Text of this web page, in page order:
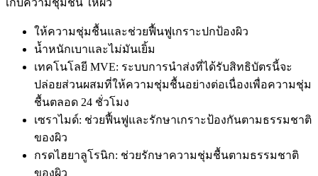
แห้ง
quantity
เก็บความชุ่มชื้น ให้ผิว
ให้ความชุ่มชื้นและช่วยฟื้นฟูเกราะปกป้องผิว
น้ำหนักเบาและไม่มันเยิ้ม
เทคโนโลยี MVE: ระบบการนำส่งที่ได้รับสิทธิบัตรนี้จะ
ปล่อยส่วนผสมที่ให้ความชุ่มชื้นอย่างต่อเนื่องเพื่อความชุ่ม
ชื้นตลอด 24 ชั่วโมง
เซราไมด์: ช่วยฟื้นฟูและรักษาเกราะป้องกันตามธรรมชาติ
ของผิว
กรดไฮยาลูโรนิก: ช่วยรักษาความชุ่มชื้นตามธรรมชาติ
ของผิว